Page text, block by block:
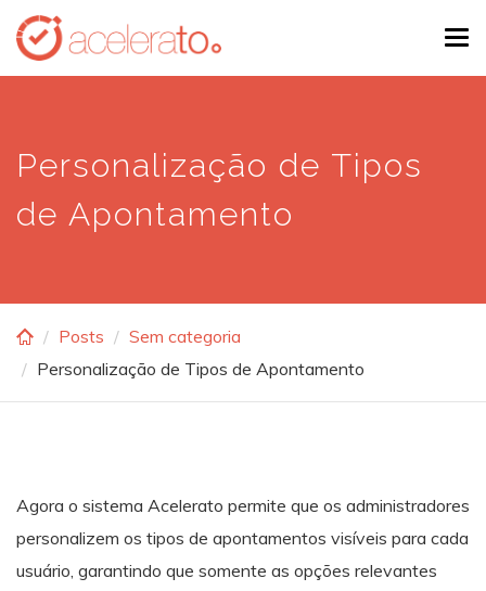
Skip
main
Personalização de Tipos
de Apontamento
Posts
Sem categoria
Personalização de Tipos de Apontamento
Agora o sistema Acelerato permite que os administradores
personalizem os tipos de apontamentos visíveis para cada
usuário, garantindo que somente as opções relevantes